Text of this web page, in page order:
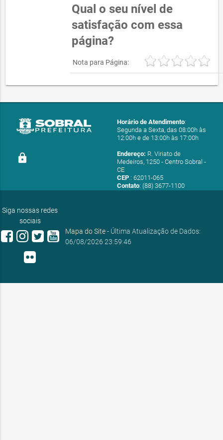
Qual o seu nível de
satisfação com essa
página?
Nota para Página:
lock
Horário de Atendimento:
Segunda a Sexta, das 08:00h às
12:00h e de 13:00h às 17:00h
Endereço: R. Viriato de
Medeiros, 1250 - Centro Sobral -
CE
CEP.: 62011-065
Contato: (88) 3677-1100
Siga nossas redes
sociais
Mapa do Site- Última Atualização de Dados:
06/08/2026 23:59:46